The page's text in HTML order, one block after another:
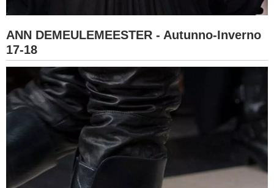
ANN DEMEULEMEESTER - Autunno-Inverno
17-18